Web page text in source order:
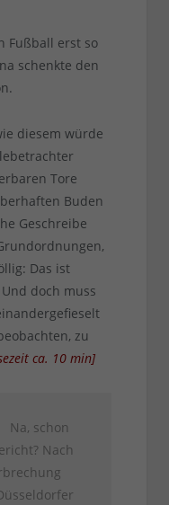
Fußball erst so
schenkte den
diesem würde
Tore
Buden
Geschreibe
Das ist
doch muss
zu
ca. 10 min]
Na, schon
Nach